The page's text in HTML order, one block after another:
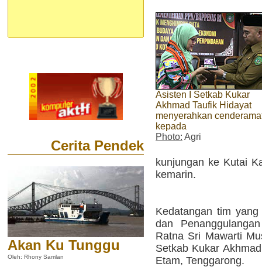
Cerita Pendek
Akan Ku Tunggu
Oleh: Rhony Samlan
Asisten I Setkab Kukar
Akhmad Taufik Hidayat
menyerahkan
kepada
Photo: Agri
kunjungan ke Kutai
kemarin.
Kedatangan tim
dan
Ratna Sri Mawarti
Setkab Kukar
Etam, Tenggarong.